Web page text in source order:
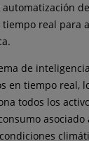
tiempo real para
de
en tiempo real,
todos los